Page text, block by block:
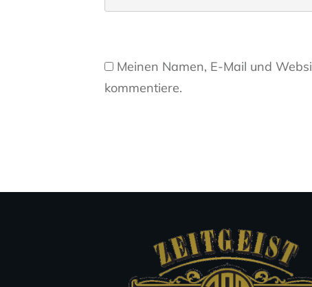
Meinen Namen, E-Mail und
kommentiere.